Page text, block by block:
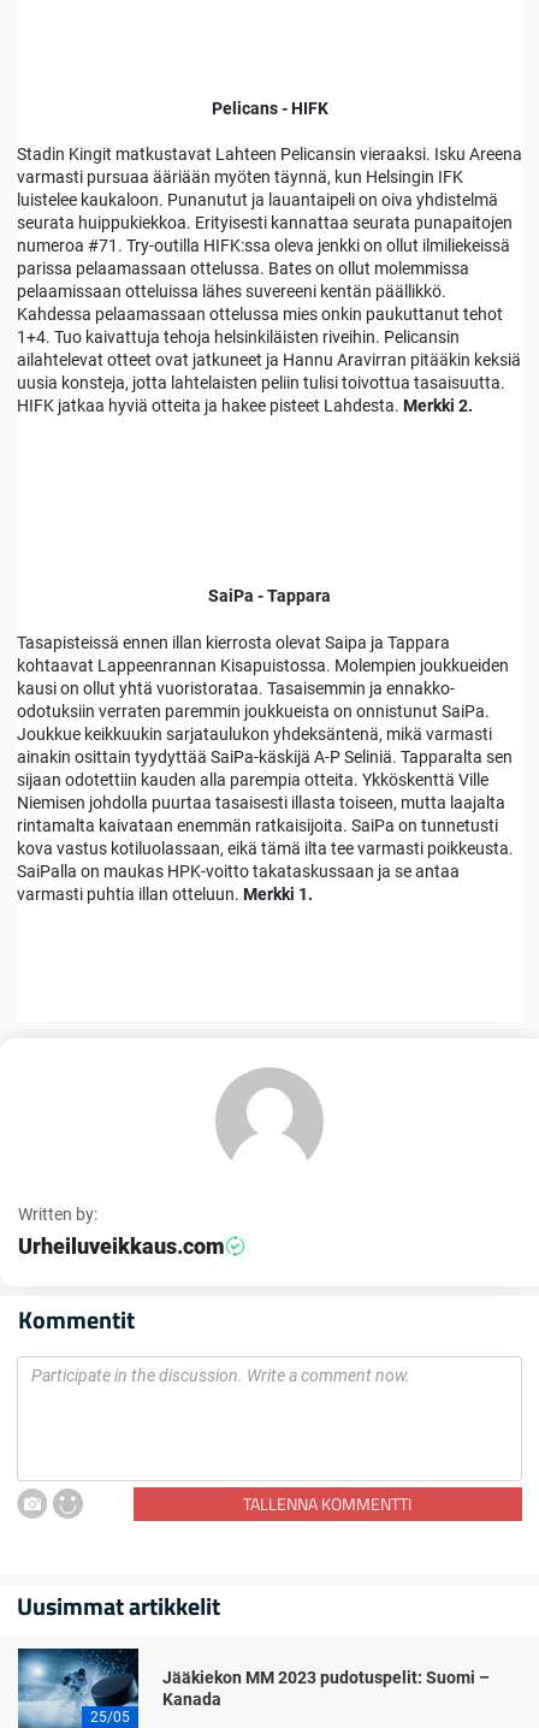
Pelicans - HIFK
Stadin Kingit matkustavat Lahteen Pelicansin vieraaksi. Isku Areena
varmasti pursuaa ääriään myöten täynnä, kun Helsingin IFK
luistelee kaukaloon. Punanutut ja lauantaipeli on oiva yhdistelmä
seurata huippukiekkoa. Erityisesti kannattaa seurata punapaitojen
numeroa #71. Try-outilla HIFK:ssa oleva jenkki on ollut ilmiliekeissä
parissa pelaamassaan ottelussa. Bates on ollut molemmissa
pelaamissaan otteluissa lähes suvereeni kentän päällikkö.
Kahdessa pelaamassaan ottelussa mies onkin paukuttanut tehot
1+4. Tuo kaivattuja tehoja helsinkiläisten riveihin. Pelicansin
ailahtelevat otteet ovat jatkuneet ja Hannu Aravirran pitääkin keksiä
uusia konsteja, jotta lahtelaisten peliin tulisi toivottua tasaisuutta.
HIFK jatkaa hyviä otteita ja hakee pisteet Lahdesta. Merkki 2.
SaiPa - Tappara
Tasapisteissä ennen illan kierrosta olevat Saipa ja Tappara
kohtaavat Lappeenrannan Kisapuistossa. Molempien joukkueiden
kausi on ollut yhtä vuoristorataa. Tasaisemmin ja ennakko-
odotuksiin verraten paremmin joukkueista on onnistunut SaiPa.
Joukkue keikkuukin sarjataulukon yhdeksäntenä, mikä varmasti
ainakin osittain tyydyttää SaiPa-käskijä A-P Seliniä. Tapparalta sen
sijaan odotettiin kauden alla parempia otteita. Ykköskenttä Ville
Niemisen johdolla puurtaa tasaisesti illasta toiseen, mutta laajalta
rintamalta kaivataan enemmän ratkaisijoita. SaiPa on tunnetusti
kova vastus kotiluolassaan, eikä tämä ilta tee varmasti poikkeusta.
SaiPalla on maukas HPK-voitto takataskussaan ja se antaa
varmasti puhtia illan otteluun. Merkki 1.
Written by:
Urheiluveikkaus.com
Kommentit
TALLENNA KOMMENTTI
Uusimmat artikkelit
25/05
Jääkiekon MM 2023 pudotuspelit: Suomi –
Kanada